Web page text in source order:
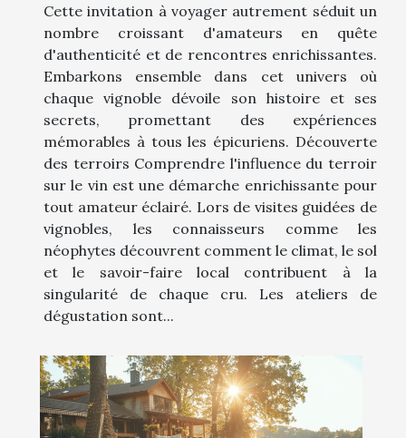
Cette invitation à voyager autrement séduit un
nombre croissant d'amateurs en quête
d'authenticité et de rencontres enrichissantes.
Embarkons ensemble dans cet univers où
chaque vignoble dévoile son histoire et ses
secrets, promettant des expériences
mémorables à tous les épicuriens. Découverte
des terroirs Comprendre l'influence du terroir
sur le vin est une démarche enrichissante pour
tout amateur éclairé. Lors de visites guidées de
vignobles, les connaisseurs comme les
néophytes découvrent comment le climat, le sol
et le savoir-faire local contribuent à la
singularité de chaque cru. Les ateliers de
dégustation sont...